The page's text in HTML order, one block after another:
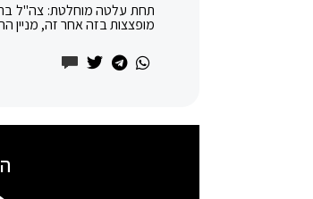
תחת עלטה מוחלטת: צה"ל
מופצצות בזה אחר זה, מניין